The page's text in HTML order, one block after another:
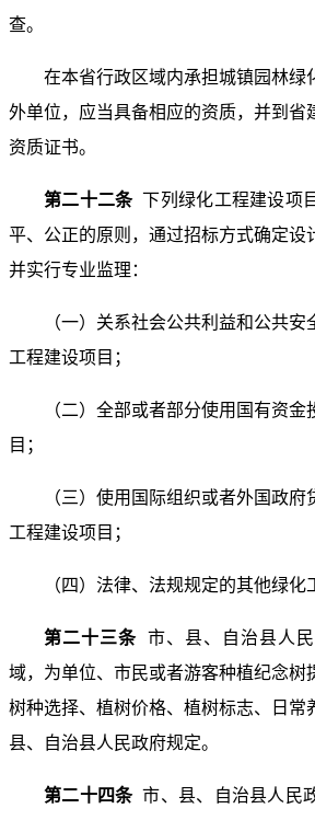
查。
在本省行政区域内承担城镇园林绿
外单位，应当具备相应的资质，并到省
资质证书。
第二十二条下列绿化工程建设项
平、公正的原则，通过招标方式确定设
并实行专业监理：
（一）关系社会公共利益和公共
工程建设项目；
（二）全部或者部分使用国有资
目；
（三）使用国际组织或者外国政
工程建设项目；
（四）法律、法规规定的其他绿化
第二十三条 市、县、自治县人
域，为单位、市民或者游客种植纪念树
树种选择、植树价格、植树标志、日常
县、自治县人民政府规定。
第二十四条市、县、自治县人民